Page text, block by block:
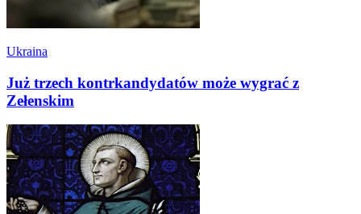
Ukraina
Już trzech kontrkandydatów może wygrać z
Zełenskim